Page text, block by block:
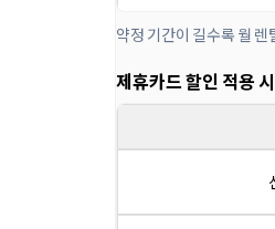
약정 기간이 길수록 월
제휴카드 할인 적용